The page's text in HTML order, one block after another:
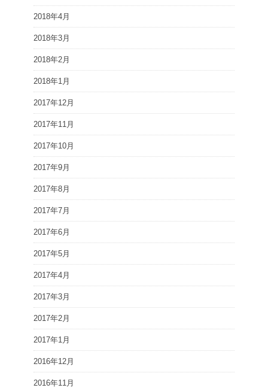
2018年4月
2018年3月
2018年2月
2018年1月
2017年12月
2017年11月
2017年10月
2017年9月
2017年8月
2017年7月
2017年6月
2017年5月
2017年4月
2017年3月
2017年2月
2017年1月
2016年12月
2016年11月